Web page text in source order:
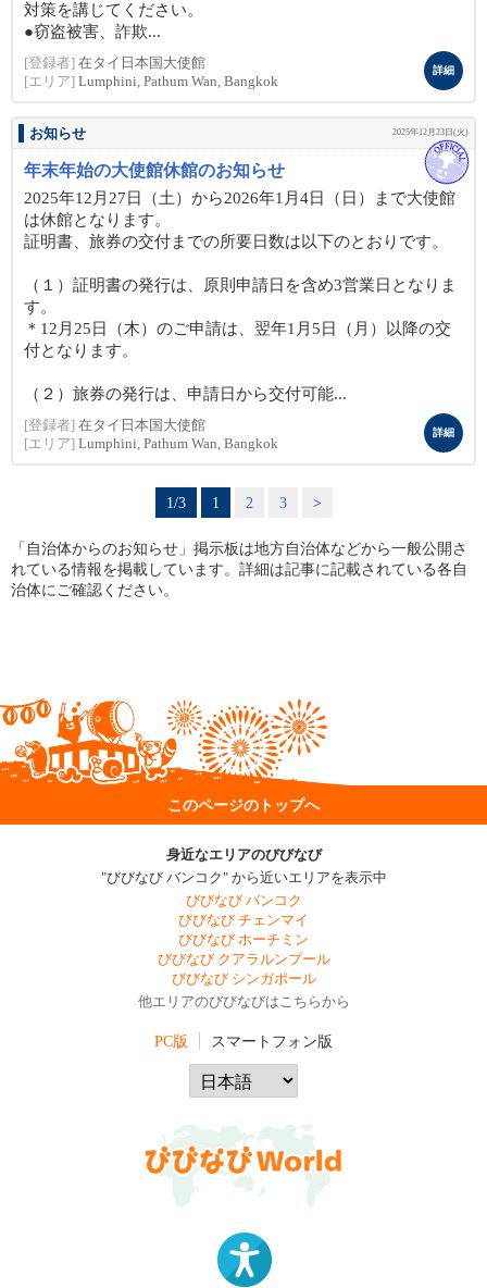
対策を講じてください。
●窃盗被害、詐欺...
[登録者] 在タイ日本国大使館
[エリア] Lumphini, Pathum Wan, Bangkok
詳細
お知らせ 2025年12月23日(火)
年末年始の大使館休館のお知らせ
2025年12月27日（土）から2026年1月4日（日）まで大使館
は休館となります。
証明書、旅券の交付までの所要日数は以下のとおりです。
（１）証明書の発行は、原則申請日を含め3営業日となりま
す。
＊12月25日（木）のご申請は、翌年1月5日（月）以降の交
付となります。
（２）旅券の発行は、申請日から交付可能...
[登録者] 在タイ日本国大使館
[エリア] Lumphini, Pathum Wan, Bangkok
詳細
1/3 1 2 3 >
「自治体からのお知らせ」掲示板は地方自治体などから一般公開さ
れている情報を掲載しています。詳細は記事に記載されている各自
治体にご確認ください。
このページのトップへ
身近なエリアのびびなび
"びびなび バンコク" から近いエリアを表示中
びびなび バンコク
びびなび チェンマイ
びびなび ホーチミン
びびなび クアラルンプール
びびなび シンガポール
他エリアのびびなびはこちらから
PC版 スマートフォン版